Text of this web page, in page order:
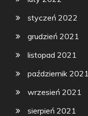
styczeń 2022
grudzień 2021
listopad 2021
październik 2021
wrzesień 2021
sierpień 2021